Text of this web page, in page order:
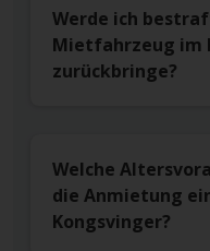
Werde ich
Mietfahrzeug im
zurückbringe?
Welche
die Anmietung
Kongsvinger?